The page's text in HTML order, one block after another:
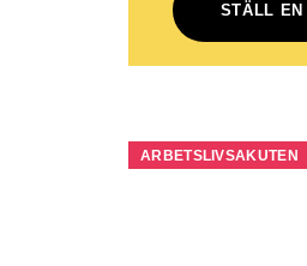
STÄLL EN
ARBETSLIVSAKUTEN